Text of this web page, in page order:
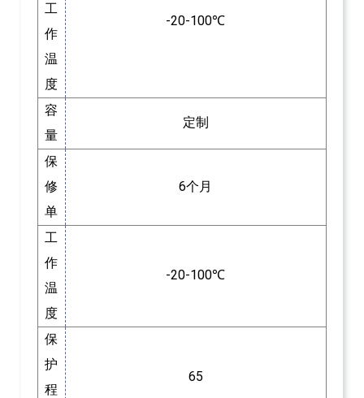
工
作
温
度
-20-100℃
容
量
定制
保
修
单
6个月
工
作
温
度
-20-100℃
保
护
程
65